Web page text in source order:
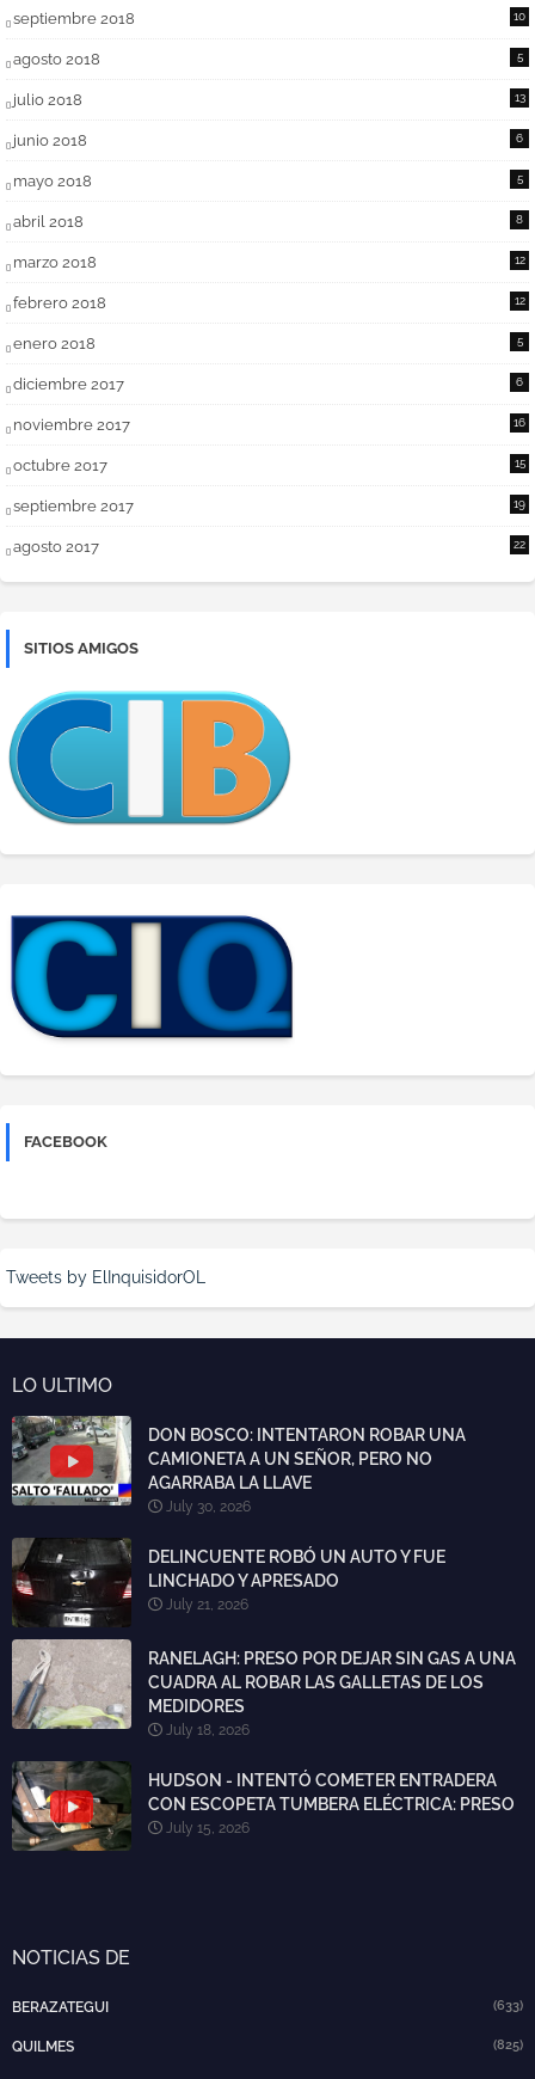
septiembre 2018 10
agosto 2018 5
julio 2018 13
junio 2018 6
mayo 2018 5
abril 2018 8
marzo 2018 12
febrero 2018 12
enero 2018 5
diciembre 2017 6
noviembre 2017 16
octubre 2017 15
septiembre 2017 19
agosto 2017 22
SITIOS AMIGOS
FACEBOOK
Tweets by ElInquisidorOL
LO ULTIMO
DON BOSCO: INTENTARON ROBAR UNA
CAMIONETA A UN SEÑOR, PERO NO
AGARRABA LA LLAVE
July 30, 2026
DELINCUENTE ROBÓ UN AUTO Y FUE
LINCHADO Y APRESADO
July 21, 2026
RANELAGH: PRESO POR DEJAR SIN GAS A UNA
CUADRA AL ROBAR LAS GALLETAS DE LOS
MEDIDORES
July 18, 2026
HUDSON - INTENTÓ COMETER ENTRADERA
CON ESCOPETA TUMBERA ELÉCTRICA: PRESO
July 15, 2026
NOTICIAS DE
BERAZATEGUI (633)
QUILMES (825)